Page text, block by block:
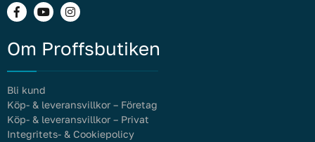
Om Proffsbutiken
Bli kund
Köp- & leveransvillkor – Företag
Köp- & leveransvillkor – Privat
Integritets- & Cookiepolicy